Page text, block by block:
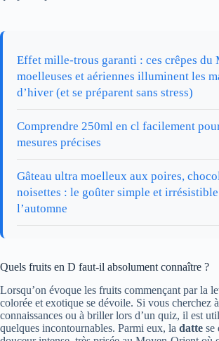
Effet mille-trous garanti : ces crêpes du
moelleuses et aériennes illuminent les
d’hiver (et se préparent sans stress)
Comprendre 250ml en cl facilement
mesures précises
Gâteau ultra moelleux aux poires,
noisettes : le goûter simple et
l’automne
Quels fruits en D faut-il absolument connaître ?
Lorsqu’on évoque les fruits commençant par la
colorée et exotique se dévoile. Si vous cherchez
connaissances ou à briller lors d’un quiz, il est
quelques incontournables. Parmi eux, la datte se